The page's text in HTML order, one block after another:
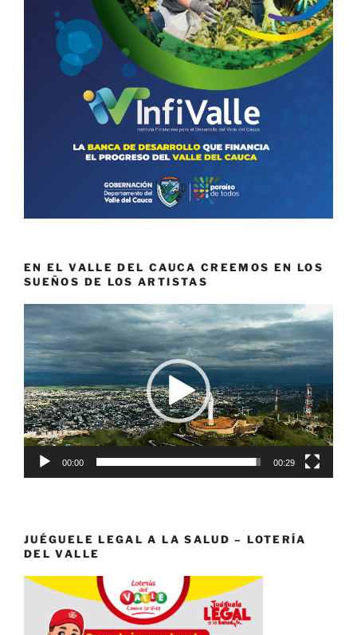
EN EL VALLE DEL CAUCA CREEMOS EN LOS
SUEÑOS DE LOS ARTISTAS
Reproductor
de
vídeo
00:00 00:29
JUÉGUELE LEGAL A LA SALUD – LOTERÍA
DEL VALLE